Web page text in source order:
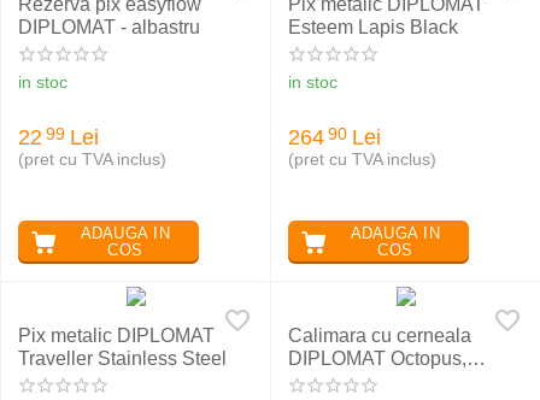
DIPLOMAT - albastru
in stoc
22 99 Lei
(pret cu TVA inclus)
ADAUGA IN
COS
Esteem Lapis Black
in stoc
264 90 Lei
(pret cu TVA inclus)
ADAUGA IN
COS
Pix metalic DIPLOMAT
Traveller Stainless Steel
Calimara cu cerneala
DIPLOMAT Octopus,
negru, 30 ml